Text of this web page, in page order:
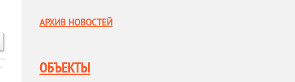
АРХИВ НОВОСТЕЙ
ОБЪЕКТЫ